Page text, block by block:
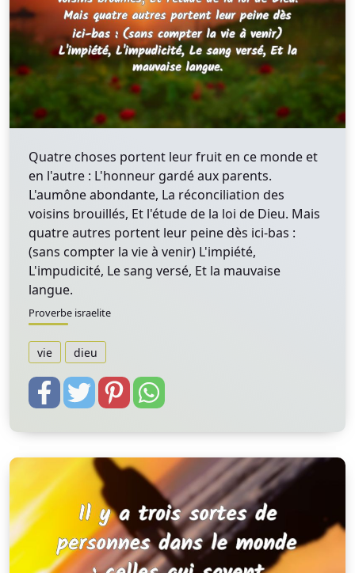
Quatre choses portent leur fruit en ce monde et
en l'autre : L'honneur gardé aux parents.
L'aumône abondante, La réconciliation des
voisins brouillés, Et l'étude de la loi de Dieu. Mais
quatre autres portent leur peine dès ici-bas :
(sans compter la vie à venir) L'impiété,
L'impudicité, Le sang versé, Et la mauvaise
langue.
Proverbe israelite
vie dieu